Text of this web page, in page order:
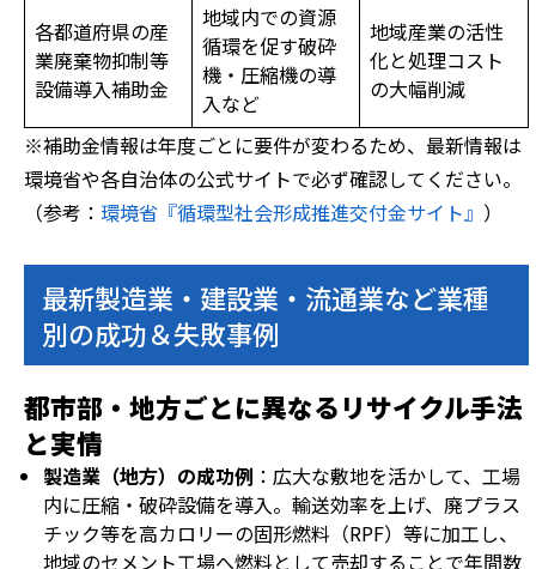
各都道府県の産
業廃棄物抑制等
設備導入補助金
地域内での資源
循環を促す破砕
機・圧縮機の導
入など
地域産業の活性
化と処理コスト
の大幅削減
※補助金情報は年度ごとに要件が変わるため、最新情報は
環境省や各自治体の公式サイトで必ず確認してください。
（参考： 環境省『循環型社会形成推進交付金サイト』 ）
最新製造業・建設業・流通業など業種
別の成功＆失敗事例
都市部・地方ごとに異なるリサイクル手法
と実情
製造業（地方）の成功例 ：広大な敷地を活かして、工場
内に圧縮・破砕設備を導入。輸送効率を上げ、廃プラス
チック等を高カロリーの固形燃料（RPF）等に加工し、
地域のセメント工場へ燃料として売却することで年間数